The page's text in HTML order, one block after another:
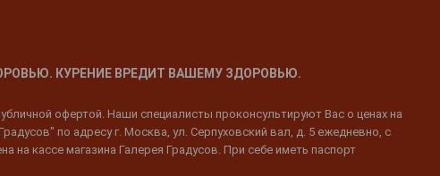
КУРЕНИЕ ВРЕДИТ ВАШЕМУ ЗДОРОВЬЮ.
офертой. Наши специалисты проконсультируют Вас о ценах на
по адресу г. Москва, ул. Серпуховский вал, д. 5 ежедневно, с
на кассе магазина Галерея Градусов. При себе иметь паспорт